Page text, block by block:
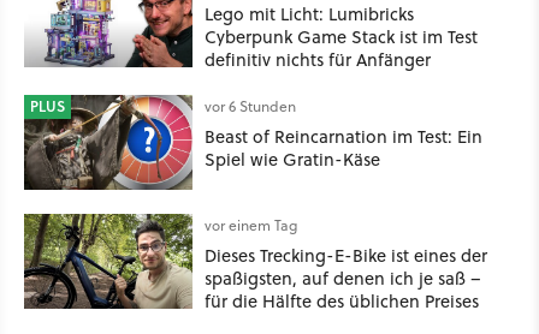
Lego mit Licht: Lumibricks
Cyberpunk Game Stack ist im Test
definitiv nichts für Anfänger
PLUS vor 6 Stunden
Beast of Reincarnation im Test: Ein
Spiel wie Gratin-Käse
vor einem Tag
Dieses Trecking-E-Bike ist eines der
spaßigsten, auf denen ich je saß –
für die Hälfte des üblichen Preises